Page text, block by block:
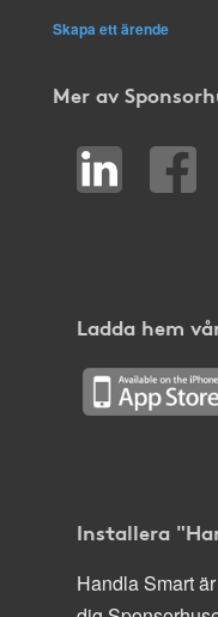
Skapa ett ärende
Mer av
Ladda hem
Installera
Handla Smart